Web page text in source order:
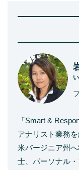
「Smart &
アナリスト業務
米バージニア州
士、パーソナル